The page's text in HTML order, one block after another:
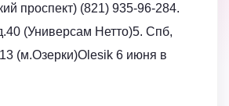
проспект) (821) 935-96-284.
(Универсам Нетто)5. Спб,
(м.Озерки)Olesik 6 июня в